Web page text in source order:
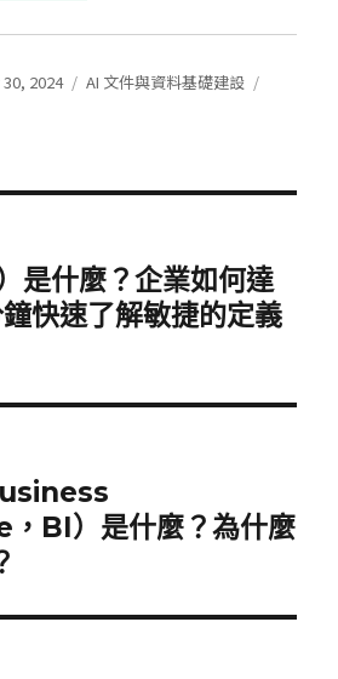
2024 Categories
AI 文件與資料基礎建設
是什麼？企業如何達
快速了解敏捷的定義
BI）是什麼？為什麼